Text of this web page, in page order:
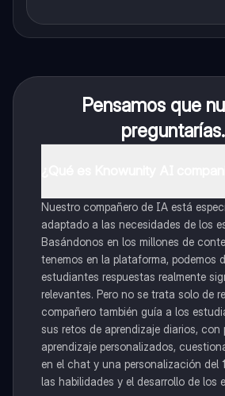
Pensamos que
Nuestro compañero de IA está
adaptado a las necesidades de los
Basándonos en los millones de
tenemos en la plataforma, podemos
estudiantes respuestas realmente
relevantes. Pero no se trata solo de
compañero también guía a los
sus retos de aprendizaje diarios, con
aprendizaje personalizados,
en el chat y una personalización del
las habilidades y el desarrollo de los